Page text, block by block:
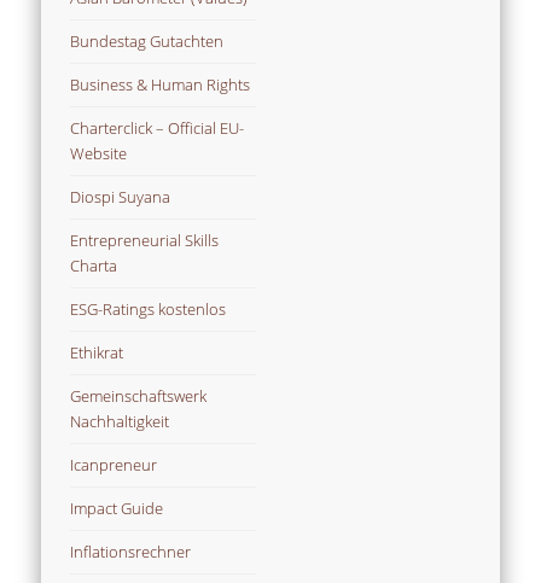
Bundestag Gutachten
Business & Human Rights
Charterclick – Official EU-
Website
Diospi Suyana
Entrepreneurial Skills
Charta
ESG-Ratings kostenlos
Ethikrat
Gemeinschaftswerk
Nachhaltigkeit
Icanpreneur
Impact Guide
Inflationsrechner